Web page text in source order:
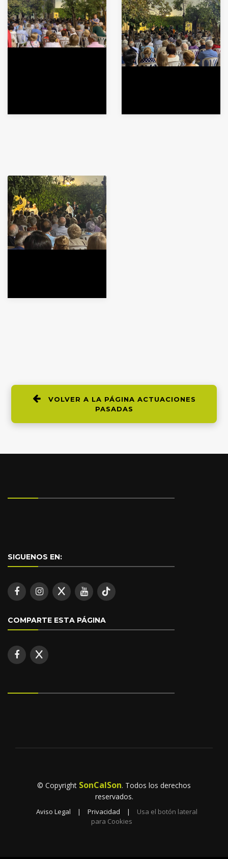
VOLVER A LA PÁGINA ACTUACIONES
PASADAS
SIGUENOS EN:
COMPARTE ESTA PÁGINA
© Copyright SonCalSon. Todos los derechos
reservados.
Aviso Legal | Privacidad |
Usa el botón lateral
para Cookies